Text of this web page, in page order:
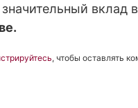
вклад
, чтобы оставлять